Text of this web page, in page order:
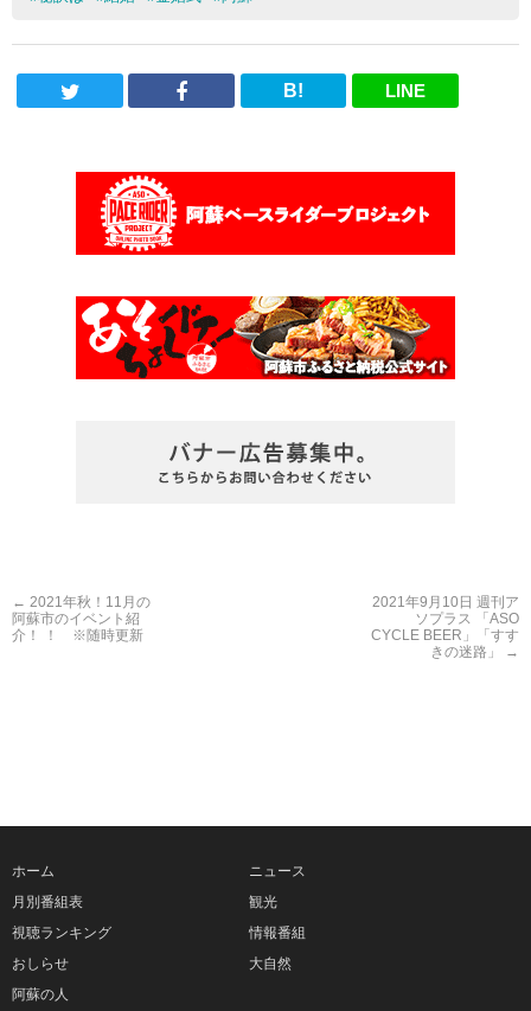
B! LINE
← 2021年秋！11月の
阿蘇市のイベント紹
介！ ！ ※随時更新
2021年9月10日 週刊ア
ソプラス 「ASO
CYCLE BEER」「すす
きの迷路」
→
ホーム
月別番組表
視聴ランキング
おしらせ
ニュース
観光
情報番組
大自然
阿蘇の人